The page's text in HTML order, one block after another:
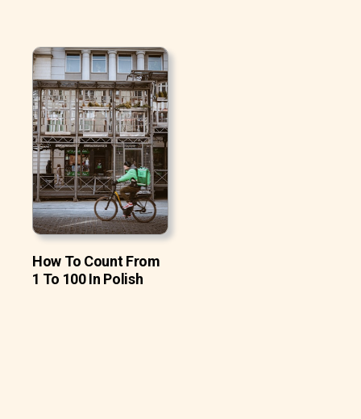
How To Count From
1 To 100 In Polish